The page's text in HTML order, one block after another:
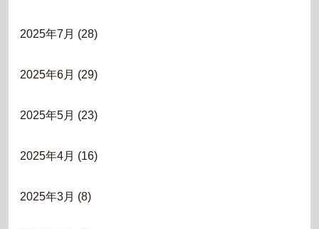
2025年7月 (28)
2025年6月 (29)
2025年5月 (23)
2025年4月 (16)
2025年3月 (8)